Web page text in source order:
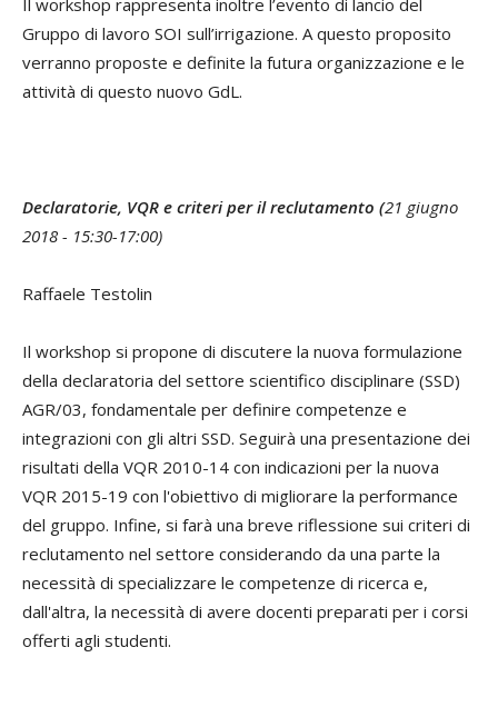
Gruppo di lavoro SOI sull’irrigazione. A questo proposito
verranno proposte e definite la futura organizzazione e le
attività di questo nuovo GdL.
Declaratorie, VQR e criteri per il reclutamento (21 giugno
2018 - 15:30-17:00)
Raffaele Testolin
Il workshop si propone di discutere la nuova formulazione
della declaratoria del settore scientifico disciplinare (SSD)
AGR/03, fondamentale per definire competenze e
integrazioni con gli altri SSD. Seguirà una presentazione dei
risultati della VQR 2010-14 con indicazioni per la nuova
VQR 2015-19 con l'obiettivo di migliorare la performance
del gruppo. Infine, si farà una breve riflessione sui criteri di
reclutamento nel settore considerando da una parte la
necessità di specializzare le competenze di ricerca e,
dall'altra, la necessità di avere docenti preparati per i corsi
offerti agli studenti.